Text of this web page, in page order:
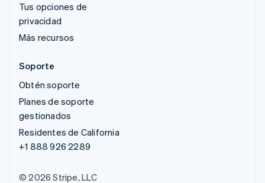
Tus opciones de
privacidad
Más recursos
Soporte
Obtén soporte
Planes de soporte
gestionados
Residentes de California
+1 888 926 2289
© 2026 Stripe, LLC